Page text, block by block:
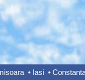
• Iasi •